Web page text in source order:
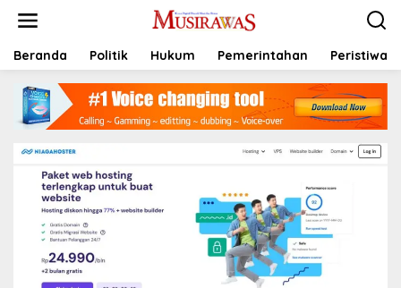
t
Beranda Politik Hukum Pemerintahan Peristiwa